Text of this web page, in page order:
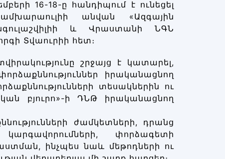
16-18-ը հանդիպում է ունեցել
անվան «Ազգային
և Վրաստանի ՆԳՆ
Տվաուրիի հետ։
շրջայց է կատարել,
իրականացնող
տեսակներին ու
բյուրո»-ի ԴՆԹ իրականացնող
ժամկետների, դրանց
փորձագետի
ինչպես նաև մեթոդների ու